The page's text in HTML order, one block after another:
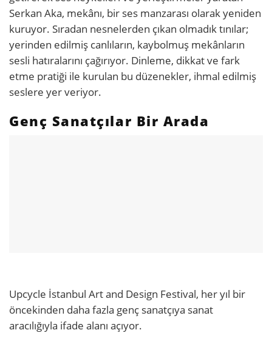
Serkan Aka, mekânı, bir ses manzarası olarak yeniden
kuruyor. Sıradan nesnelerden çıkan olmadık tınılar;
yerinden edilmiş canlıların, kaybolmuş mekânların
sesli hatıralarını çağırıyor. Dinleme, dikkat ve fark
etme pratiği ile kurulan bu düzenekler, ihmal edilmiş
seslere yer veriyor.
Genç Sanatçılar Bir Arada
Upcycle İstanbul Art and Design Festival, her yıl bir
öncekinden daha fazla genç sanatçıya sanat
aracılığıyla ifade alanı açıyor.